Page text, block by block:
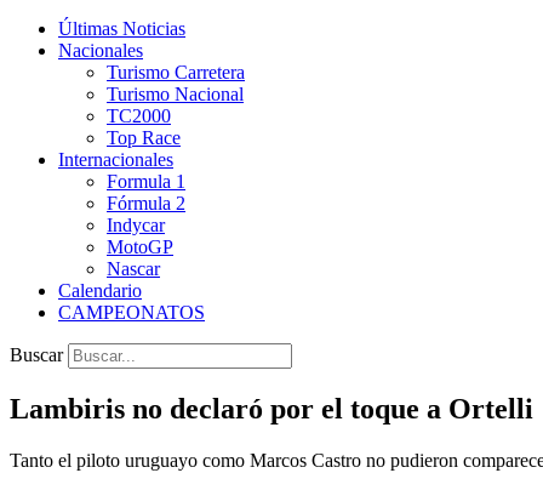
Últimas Noticias
Nacionales
Turismo Carretera
Turismo Nacional
TC2000
Top Race
Internacionales
Formula 1
Fórmula 2
Indycar
MotoGP
Nascar
Calendario
CAMPEONATOS
Buscar
Lambiris no declaró por el toque a Ortelli
Tanto el piloto uruguayo como Marcos Castro no pudieron